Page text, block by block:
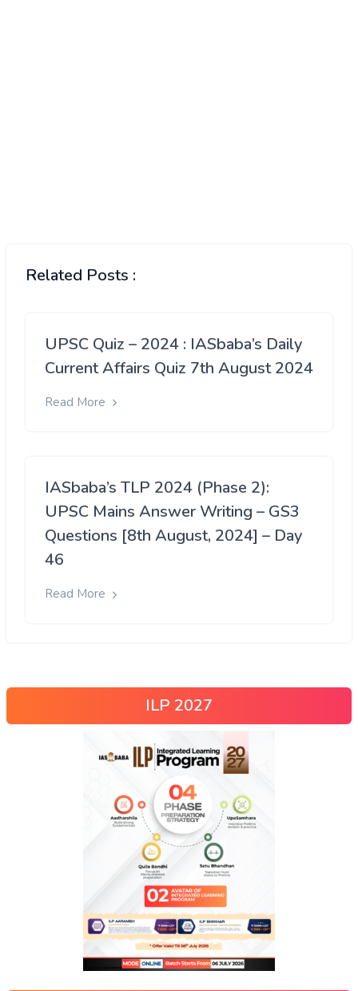
Related Posts :
UPSC Quiz – 2024 : IASbaba’s Daily
Current Affairs Quiz 7th August 2024
Read More
IASbaba’s TLP 2024 (Phase 2):
UPSC Mains Answer Writing – GS3
Questions [8th August, 2024] – Day
46
Read More
ILP 2027